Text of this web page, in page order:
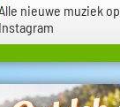
nieuwe muziek op
Instagram